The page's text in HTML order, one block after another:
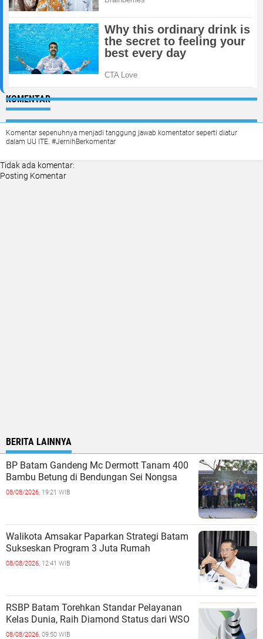
KOMENTAR
Komentar sepenuhnya menjadi tanggung jawab komentator seperti diatur
dalam UU ITE. #JernihBerkomentar
Tidak ada komentar:
Posting Komentar
BERITA LAINNYA
BP Batam Gandeng Mc Dermott Tanam 400
Bambu Betung di Bendungan Sei Nongsa
08/08/2026, 19:21 WIB
Walikota Amsakar Paparkan Strategi Batam
Sukseskan Program 3 Juta Rumah
08/08/2026, 12:41 WIB
RSBP Batam Torehkan Standar Pelayanan
Kelas Dunia, Raih Diamond Status dari WSO
08/08/2026, 09:50 WIB